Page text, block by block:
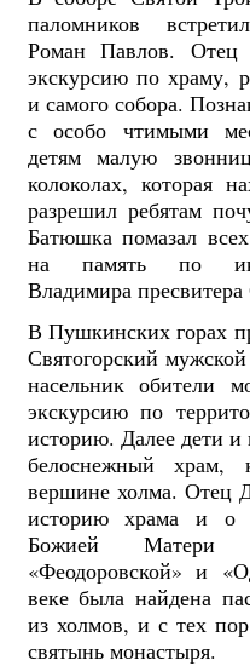
паломников
Роман Павлов. Отец
экскурсию по храму,
и самого собора.
с особо чтимыми
детям малую
колоколах, которая
разрешил ребятам
Батюшкапомазал
на память по
Владимира пресвитера
В Пушкинских горах
Святогорский
насельник обители
экскурсию по
историю. Далее дети
белоснежный храм,
вершине холма. Отец
историю храма и о
Божией Матери
«Феодоровской» и
веке была найдена
из холмов, и с тех
святынь монастыря.